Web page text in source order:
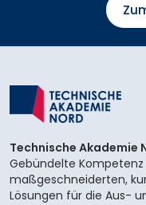
Technische Akademie
Gebündelte
maßgeschneiderten,
Lösungen für die Aus-